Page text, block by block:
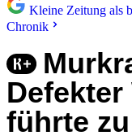
Kleine Zeitung als
Chronik
führte